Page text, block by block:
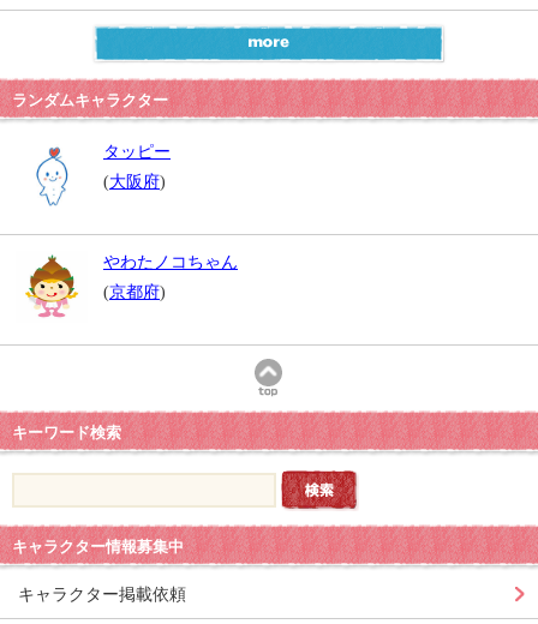
ランダムキャラクター
タッピー
(大阪府)
やわたノコちゃん
(京都府)
キーワード検索
キャラクター情報募集中
キャラクター掲載依頼